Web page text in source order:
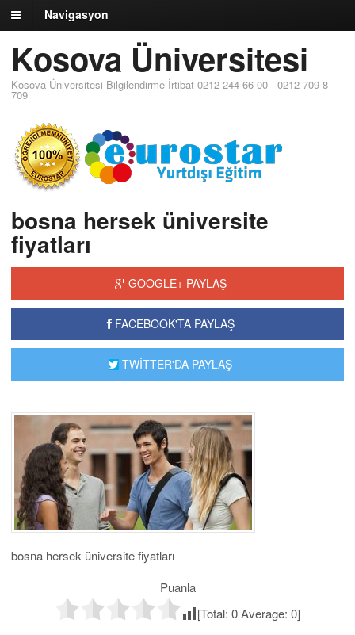
Navigasyon
Kosova Üniversitesi
Kosova Üniversitesi Bilgilendirme İrtibat 0212 244 66 00 - 0212 709 8
709
bosna hersek üniversite
fiyatları
GOOGLE+ PAYLAŞ
FACEBOOK'TA PAYLAŞ
TWİTTER'DA PAYLAŞ
bosna hersek üniversite fiyatları
Puanla
[Total: 0Average: 0]